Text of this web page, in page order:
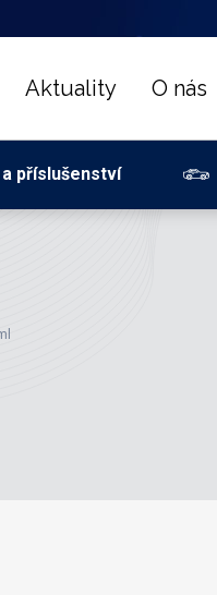
Aktuality O nás
příslušenství